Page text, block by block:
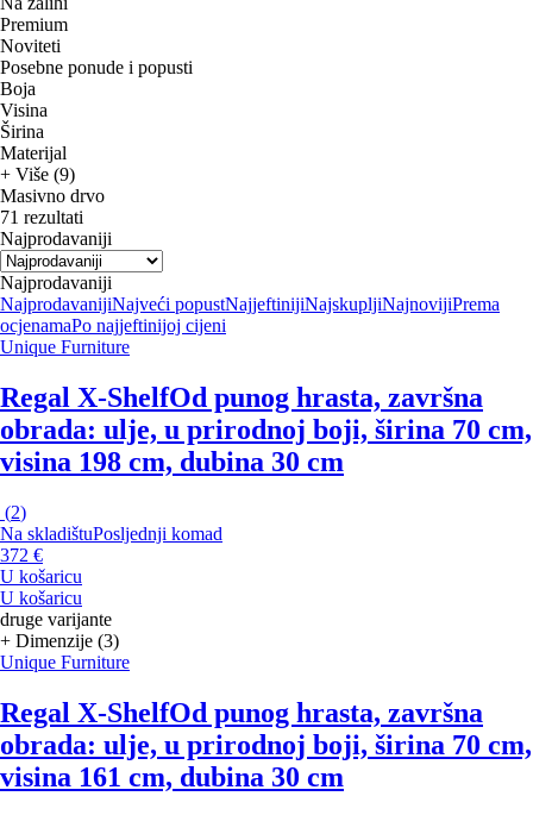
Premium
Noviteti
Posebne ponude i popusti
Boja
Visina
Širina
Materijal
+ Više (9)
Masivno drvo
71 rezultati
Najprodavaniji
Najprodavaniji
NajprodavanijiNajveći popustNajjeftinijiNajskupljiNajnovijiPrema
ocjenamaPo najjeftinijoj cijeni
Unique Furniture
Regal X-ShelfOd punog hrasta, završna
obrada: ulje, u prirodnoj boji, širina 70 cm,
visina 198 cm, dubina 30 cm
(2)
Na skladištuPosljednji komad
372 €
U košaricu
U košaricu
druge varijante
+ Dimenzije (3)
Unique Furniture
Regal X-ShelfOd punog hrasta, završna
obrada: ulje, u prirodnoj boji, širina 70 cm,
visina 161 cm, dubina 30 cm